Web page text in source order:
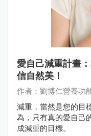
愛自己減重計畫
信自然美！
作者：劉博仁營養功
減重，當然是您的目
為，只有真的愛自己
成減重的目標。